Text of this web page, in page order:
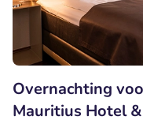
Overnachting
Mauritius Hotel